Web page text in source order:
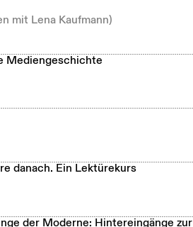
mit Lena Kaufmann)
Mediengeschichte
danach. Ein Lektürekurs
der Moderne: Hintereingänge zur